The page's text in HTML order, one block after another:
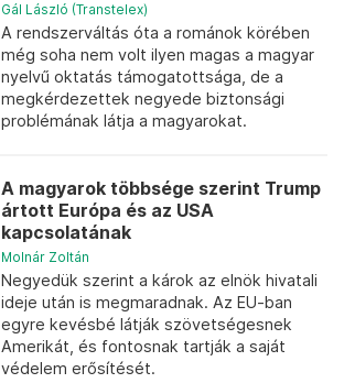
Gál László (Transtelex)
A rendszerváltás óta a románok körében
még soha nem volt ilyen magas a magyar
nyelvű oktatás támogatottsága, de a
megkérdezettek negyede biztonsági
problémának látja a magyarokat.
A magyarok többsége szerint Trump
ártott Európa és az USA
kapcsolatának
Molnár Zoltán
Negyedük szerint a károk az elnök hivatali
ideje után is megmaradnak. Az EU-ban
egyre kevésbé látják szövetségesnek
Amerikát, és fontosnak tartják a saját
védelem erősítését.